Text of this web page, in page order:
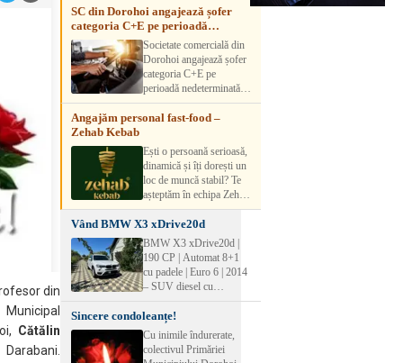
din
Cătălin
SC din Dorohoi angajează șofer
categoria C+E pe perioadă
nedeterminatăSocietate comercială din
Dorohoi angajează șofer
categoria C+E pe
perioadă nedeterminată.
Candidatul trebuie să
aibă experiență și atestat
detalii, vă rog să sunați la
numărul de telefon.
Angajăm personal fast-food –
Zehab Kebab
Ești o persoană serioasă,
dinamică și îți dorești un
loc de muncă stabil? Te
așteptăm în echipa Zehab
Kebab! Posturi
disponibile: -
SHAORMAR AJUTOR
BUCATAR 2/posturi -
LUCRATOR
COMERCIAL
OFERIM : Contract de
muncă Program flexibil
Salariu motivant, în
funcție de experienț
Vând BMW X3 xDrive20d
BMW X3 xDrive20d |
190 CP | Automat 8+1
cu padele | Euro 6 | 2014
– SUV diesel cu
perfect pentru cei care
doresc performanță,
confort și siguranță în
orice condiții.
Sincere condoleanțe!
Cu inimile îndurerate,
colectivul Primăriei